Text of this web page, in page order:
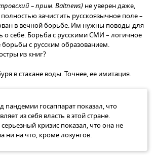
– прим. Baltnews) не уверен даже,
зачистить русскоязычное поле –
в вечной борьбе. Им нужны поводы для
о себе. Борьба с русскими СМИ – логичное
с русским образованием.
из книг?
в стакане воды. Точнее, ее имитация.
пандемии госаппарат показал, что
из себя власть в этой стране.
кризис показал, что она не
ни на что, кроме лозунгов.